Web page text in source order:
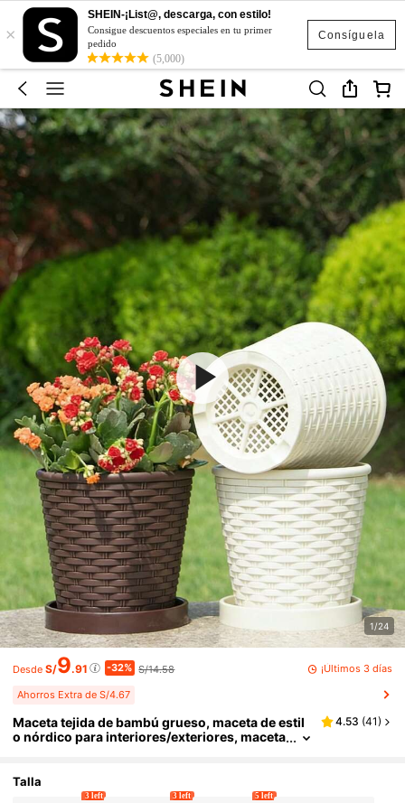
Consíguela
×
SHEIN-¡List@, descarga, con estilo!
Consigue descuentos especiales en tu primer
pedido
(5,000)
1/24
Desde S/9.91 -32% S/14.58 ¡Últimos 3 días
Ahorros Extra de S/4.67
Maceta tejida de bambú grueso, maceta de estil
o nórdico para interiores/exteriores, maceta
ras plantas en maceta
4.53 (41)
Talla
3 left 3 left 5 left